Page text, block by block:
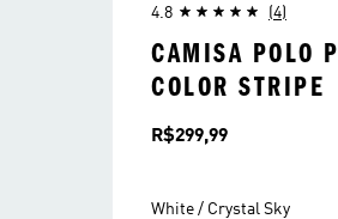
4.8 (4)
CAMISA POLO
COLOR STRIPE
Preço
R$299,99
White / Crystal Sky